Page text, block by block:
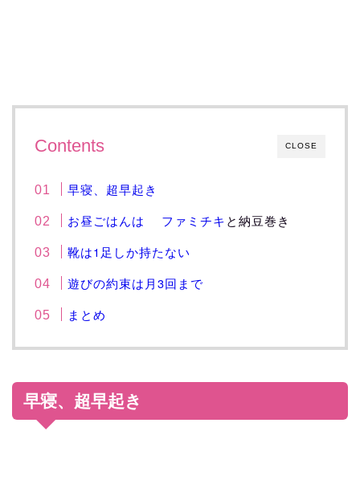
CLOSE
Contents
早寝、超早起き
お昼ごはんは ファミチキ と納豆巻き
靴は1 足しか持たない
遊びの約束は月3回まで
まとめ
早寝、超早起き